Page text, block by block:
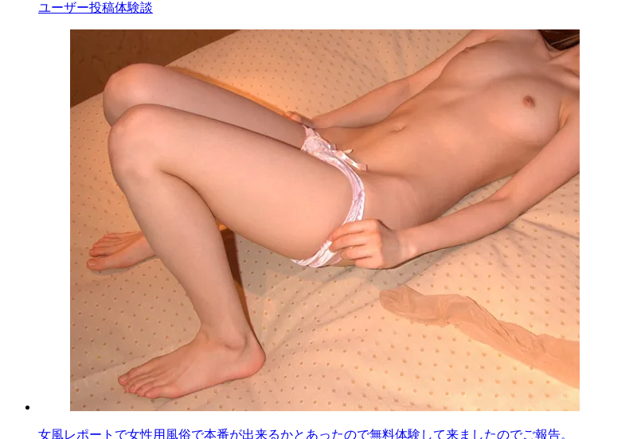
ユーザー投稿体験談
女風レポートで女性用風俗で本番が出来るかとあったので無料体験して来ましたのでご報告。